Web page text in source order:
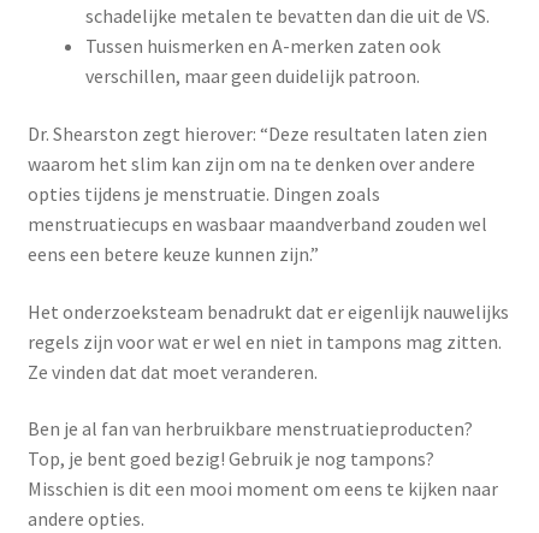
schadelijke metalen te bevatten dan die uit de VS.
Tussen huismerken en A-merken zaten ook
verschillen, maar geen duidelijk patroon.
Dr. Shearston zegt hierover: “Deze resultaten laten zien
waarom het slim kan zijn om na te denken over andere
opties tijdens je menstruatie. Dingen zoals
menstruatiecups en wasbaar maandverband zouden wel
eens een betere keuze kunnen zijn.”
Het onderzoeksteam benadrukt dat er eigenlijk nauwelijks
regels zijn voor wat er wel en niet in tampons mag zitten.
Ze vinden dat dat moet veranderen.
Ben je al fan van herbruikbare menstruatieproducten?
Top, je bent goed bezig! Gebruik je nog tampons?
Misschien is dit een mooi moment om eens te kijken naar
andere opties.